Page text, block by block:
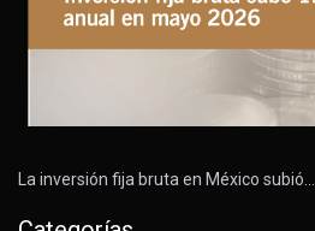
La inversión fija bruta en México subió…